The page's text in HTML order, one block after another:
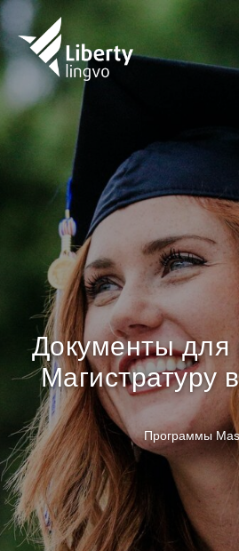
Документы для
Магистратуру
Программы